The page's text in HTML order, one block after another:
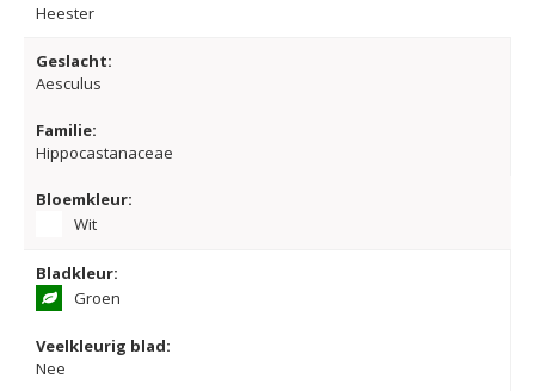
Heester
Geslacht:
Aesculus
Familie:
Hippocastanaceae
Bloemkleur:
Wit
Bladkleur:
Groen
Veelkleurig blad:
Nee